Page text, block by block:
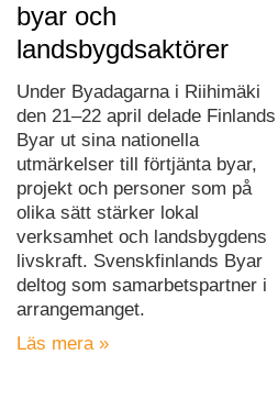
byar och
landsbygdsaktörer
Under Byadagarna i Riihimäki
den 21–22 april delade Finlands
Byar ut sina nationella
utmärkelser till förtjänta byar,
projekt och personer som på
olika sätt stärker lokal
verksamhet och landsbygdens
livskraft. Svenskfinlands Byar
deltog som samarbetspartner i
arrangemanget.
Läs mera »